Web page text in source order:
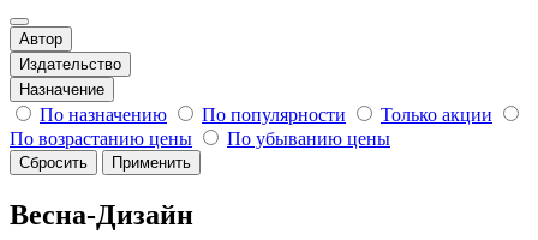
Автор
Издательство
Назначение
По назначению По популярности
Только акции
По возрастанию цены
По убыванию цены
Сбросить Применить
Весна-Дизайн